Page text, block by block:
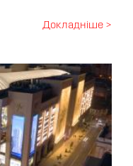
Докладніше >